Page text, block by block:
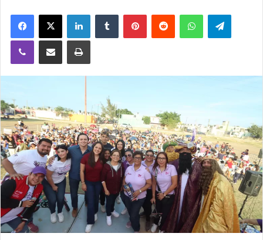
Facebook
X LinkedInTumblr PinterestReddit WhatsApp
Viber Compartir vía email Imprimir